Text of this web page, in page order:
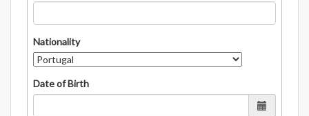
Nationality
Date of Birth